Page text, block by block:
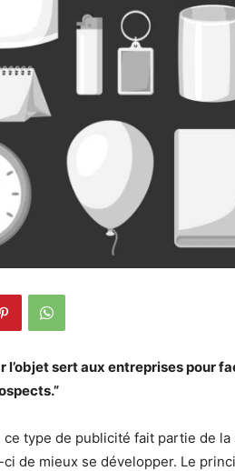
l’objet sert aux entreprises pour
ce type de publicité fait partie de
de mieux se développer. Le